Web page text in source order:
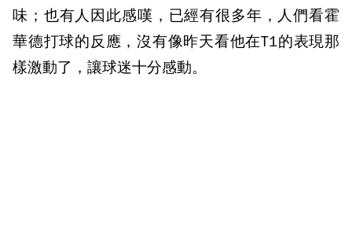
味；也有人因此感嘆，已經有很多年，人們看霍
華德打球的反應，沒有像昨天看他在T1的表現那
樣激動了，讓球迷十分感動。